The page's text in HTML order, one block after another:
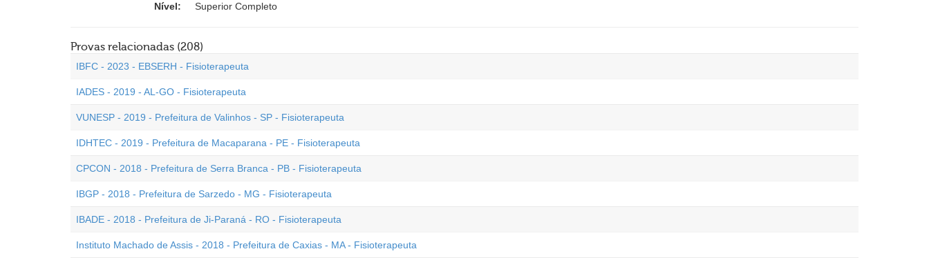
Nível:
Superior Completo
Provas relacionadas (208)
IBFC - 2023 - EBSERH - Fisioterapeuta
IADES - 2019 - AL-GO - Fisioterapeuta
VUNESP - 2019 - Prefeitura de Valinhos - SP - Fisioterapeuta
IDHTEC - 2019 - Prefeitura de Macaparana - PE - Fisioterapeuta
CPCON - 2018 - Prefeitura de Serra Branca - PB - Fisioterapeuta
IBGP - 2018 - Prefeitura de Sarzedo - MG - Fisioterapeuta
IBADE - 2018 - Prefeitura de Ji-Paraná - RO - Fisioterapeuta
Instituto Machado de Assis - 2018 - Prefeitura de Caxias - MA - Fisioterapeuta